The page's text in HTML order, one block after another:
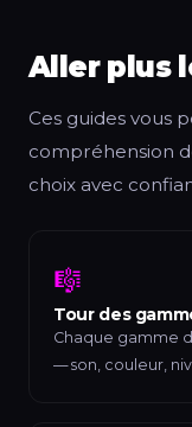
Aller plus
Ces guides vous
compréhension
choix avec
🎼
Tour des
Chaque gamme
— son, couleur,